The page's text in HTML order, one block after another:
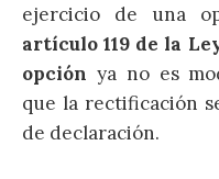
ejercicio de una
artículo 119 de la
opción ya no es
que la rectificación
de declaración.